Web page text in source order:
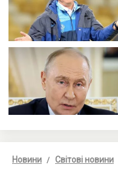
Новини Світові новини